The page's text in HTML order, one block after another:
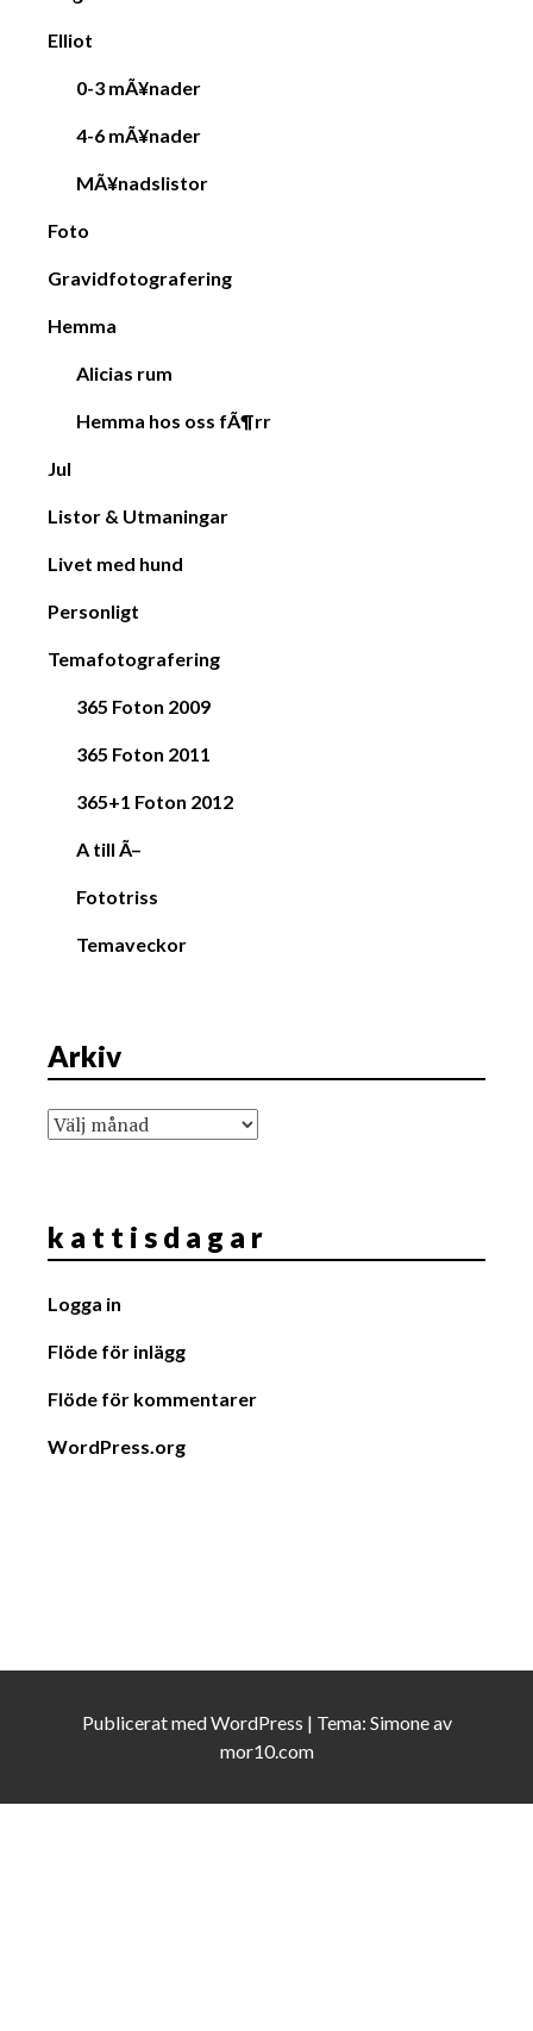
Elliot
0-3 mÃ¥nader
4-6 mÃ¥nader
MÃ¥nadslistor
Foto
Gravidfotografering
Hemma
Alicias rum
Hemma hos oss fÃ¶rr
Jul
Listor & Utmaningar
Livet med hund
Personligt
Temafotografering
365 Foton 2009
365 Foton 2011
365+1 Foton 2012
A till Ã–
Fototriss
Temaveckor
Arkiv
Arkiv
k a t t i s d a g a r
Logga in
Flöde för inlägg
Flöde för kommentarer
WordPress.org
Publicerat medWordPress | Tema: Simoneav
mor10.com